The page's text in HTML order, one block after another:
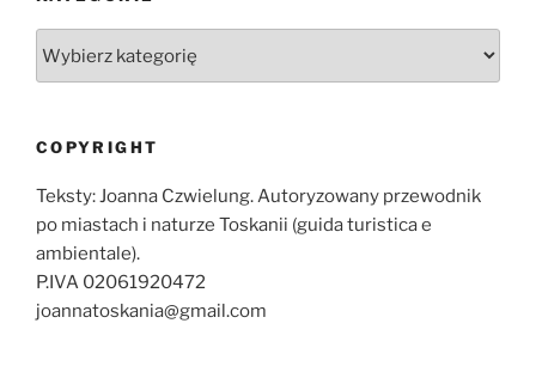
COPYRIGHT
Teksty: Joanna Czwielung. Autoryzowany przewodnik
po miastach i naturze Toskanii (guida turistica e
ambientale).
P.IVA 02061920472
joannatoskania@gmail.com